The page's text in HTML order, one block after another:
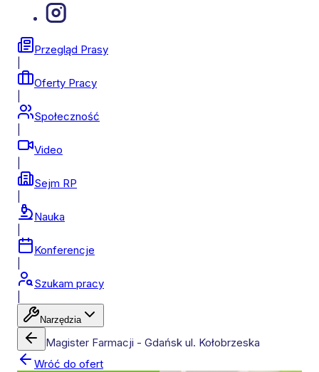
Przegląd Prasy
Oferty Pracy
Społeczność
Video
Sejm RP
Nauka
Konferencje
Szukam pracy
Narzędzia
Magister Farmacji - Gdańsk ul. Kołobrzeska
Wróć do ofert